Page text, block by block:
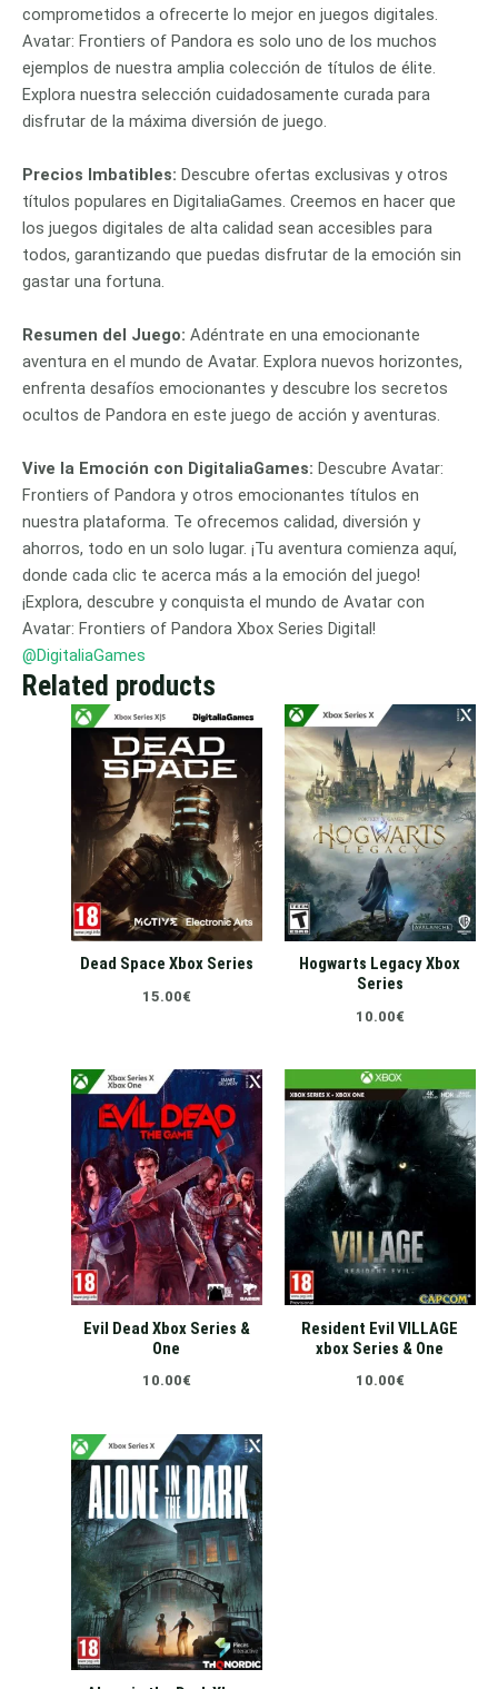
comprometidos a ofrecerte lo mejor en juegos digitales.
Avatar: Frontiers of Pandora es solo uno de los muchos
ejemplos de nuestra amplia colección de títulos de élite.
Explora nuestra selección cuidadosamente curada para
disfrutar de la máxima diversión de juego.
Precios Imbatibles: Descubre ofertas exclusivas y otros
títulos populares en DigitaliaGames. Creemos en hacer que
los juegos digitales de alta calidad sean accesibles para
todos, garantizando que puedas disfrutar de la emoción sin
gastar una fortuna.
Resumen del Juego: Adéntrate en una emocionante
aventura en el mundo de Avatar. Explora nuevos horizontes,
enfrenta desafíos emocionantes y descubre los secretos
ocultos de Pandora en este juego de acción y aventuras.
Vive la Emoción con DigitaliaGames: Descubre Avatar:
Frontiers of Pandora y otros emocionantes títulos en
nuestra plataforma. Te ofrecemos calidad, diversión y
ahorros, todo en un solo lugar. ¡Tu aventura comienza aquí,
donde cada clic te acerca más a la emoción del juego!
¡Explora, descubre y conquista el mundo de Avatar con
Avatar: Frontiers of Pandora Xbox Series Digital!
@DigitaliaGames
Related products
Dead Space Xbox Series
15.00€
Hogwarts Legacy Xbox
Series
10.00€
Evil Dead Xbox Series &
One
10.00€
Resident Evil VILLAGE
xbox Series & One
10.00€